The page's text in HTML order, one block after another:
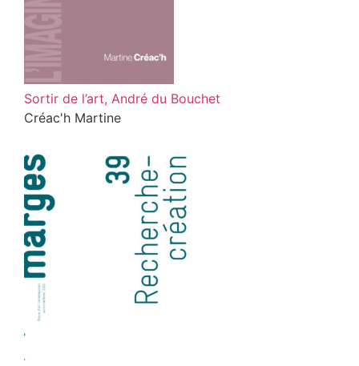
Sortir de l’art, André du Bouchet
Créac'h Martine